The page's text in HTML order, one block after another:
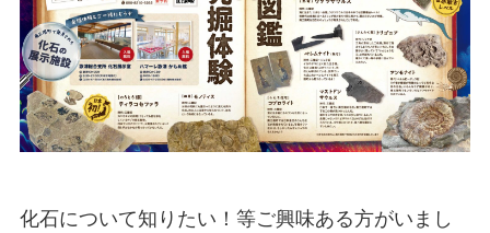
化石について知りたい！等ご興味ある方がいまし